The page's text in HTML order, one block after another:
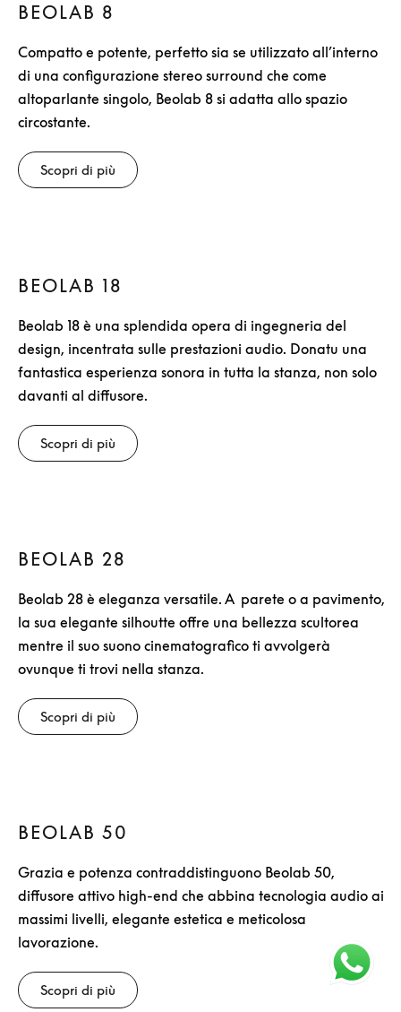
BEOLAB 8
Compatto e potente, perfetto sia se utilizzato all’interno
di una configurazione stereo surround che come
altoparlante singolo, Beolab 8 si adatta allo spazio
circostante.
Scopri di più
BEOLAB 18
Beolab 18 è una splendida opera di ingegneria del
design, incentrata sulle prestazioni audio. Donatu una
fantastica esperienza sonora in tutta la stanza, non solo
davanti al diffusore.
Scopri di più
BEOLAB 28
Beolab 28 è eleganza versatile. A parete o a pavimento,
la sua elegante silhoutte offre una bellezza scultorea
mentre il suo suono cinematografico ti avvolgerà
ovunque ti trovi nella stanza.
Scopri di più
BEOLAB 50
Grazia e potenza contraddistinguono Beolab 50,
diffusore attivo high-end che abbina tecnologia audio ai
massimi livelli, elegante estetica e meticolosa
lavorazione.
Scopri di più